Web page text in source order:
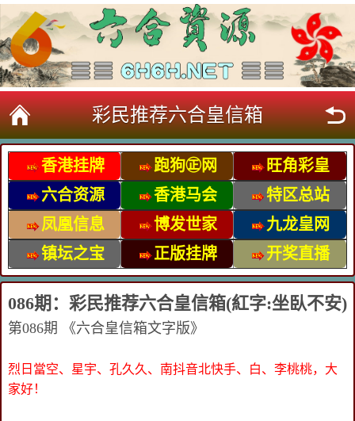
彩民推荐六合皇信箱
香港挂牌 跑狗㊣网
旺角彩皇
六合资源
香港马会
特区总站
凤凰信息
博发世家
九龙皇网
镇坛之宝
正版挂牌 开奖直播
086期：彩民推荐六合皇信箱(紅字:坐臥不安)
第086期 《六合皇信箱文字版》
烈日當空、星宇、孔久久、南抖音北快手、白、李桃桃，大
家好！